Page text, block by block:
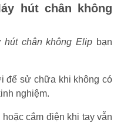
hút chân không
hút chân không Elip bạn
để sử chữa khi không có
nghiệm.
cắm điện khi tay vẫn